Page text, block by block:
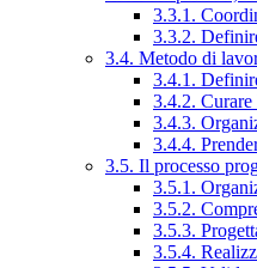
3.3.1.
3.3.2.
3.4. Metodo di
3.4.1.
3.4.2.
3.4.3.
3.4.4.
3.5. Il processo
3.5.1.
3.5.2.
3.5.3.
3.5.4.